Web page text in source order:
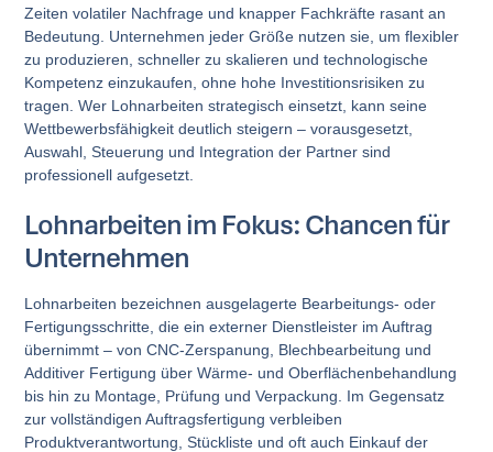
Zeiten volatiler Nachfrage und knapper Fachkräfte rasant an
Bedeutung. Unternehmen jeder Größe nutzen sie, um flexibler
zu produzieren, schneller zu skalieren und technologische
Kompetenz einzukaufen, ohne hohe Investitionsrisiken zu
tragen. Wer Lohnarbeiten strategisch einsetzt, kann seine
Wettbewerbsfähigkeit deutlich steigern – vorausgesetzt,
Auswahl, Steuerung und Integration der Partner sind
professionell aufgesetzt.
Lohnarbeiten im Fokus: Chancen für
Unternehmen
Lohnarbeiten bezeichnen ausgelagerte Bearbeitungs- oder
Fertigungsschritte, die ein externer Dienstleister im Auftrag
übernimmt – von CNC-Zerspanung, Blechbearbeitung und
Additiver Fertigung über Wärme- und Oberflächenbehandlung
bis hin zu Montage, Prüfung und Verpackung. Im Gegensatz
zur vollständigen Auftragsfertigung verbleiben
Produktverantwortung, Stückliste und oft auch Einkauf der